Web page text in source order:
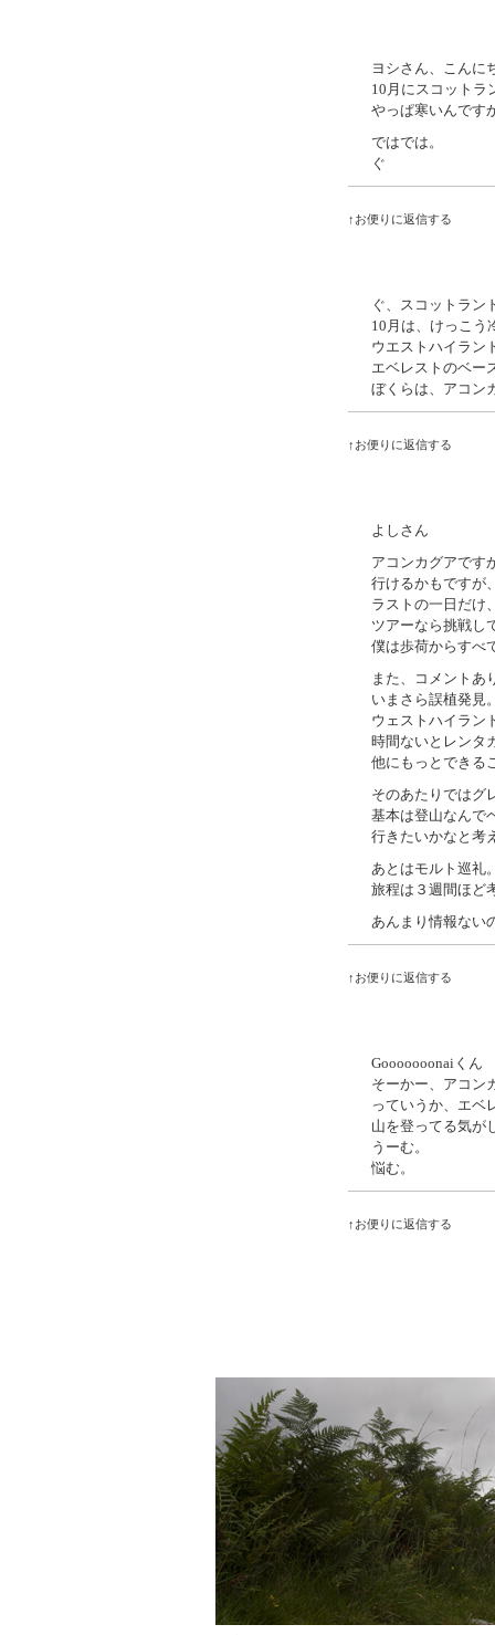
ヨシさん、こんに
10月にスコットラ
やっぱ寒いんです
ではでは。
ぐ
↑お便りに返信する
ぐ、スコットラン
10月は、けっこう
ウエストハイラン
エベレストのベー
ぼくらは、アコン
↑お便りに返信する
よしさん
アコンカグアです
行けるかもですが
ラストの一日だけ
ツアーなら挑戦し
僕は歩荷からすべ
また、コメントあ
いまさら誤植発見
ウェストハイラン
時間ないとレンタ
他にもっとできる
そのあたりではグ
基本は登山なんで
行きたいかなと考
あとはモルト巡礼
旅程は３週間ほど
あんまり情報ない
↑お便りに返信する
Gooooooonaiくん
そーかー、アコン
っていうか、エベ
山を登ってる気が
うーむ。
悩む。
↑お便りに返信する